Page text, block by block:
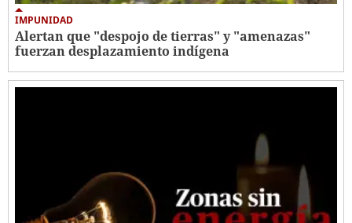
IMPUNIDAD
Alertan que "despojo de tierras" y "amenazas"
fuerzan desplazamiento indígena